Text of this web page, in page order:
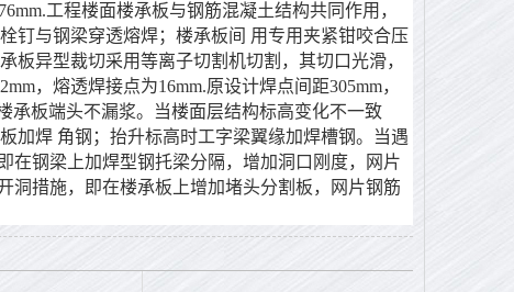
工程楼面楼承板与钢筋混凝土结构共同作用，
钉与钢梁穿透熔焊；楼承板间 用专用夹紧钳咬合压
异型裁切采用等离子切割机切割，其切口光滑，
，熔透焊接点为16mm.原设计焊点间距305mm，
承板端头不漏浆。当楼面层结构标高变化不一致
加焊 角钢；抬升标高时工字梁翼缘加焊槽钢。当遇
在钢梁上加焊型钢托梁分隔，增加洞口刚度，网片
洞措施，即在楼承板上增加堵头分割板，网片钢筋